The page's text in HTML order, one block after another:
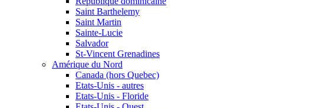
Saint Barthelemy
Saint Martin
Sainte-Lucie
Salvador
St-Vincent Grenadines
Amérique du Nord
Canada (hors Quebec)
Etats-Unis - autres
Etats-Unis - Floride